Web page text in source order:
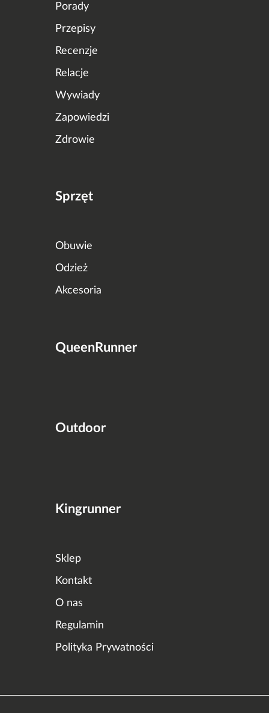
Porady
Przepisy
Recenzje
Relacje
Wywiady
Zapowiedzi
Zdrowie
Sprzęt
Obuwie
Odzież
Akcesoria
QueenRunner
Outdoor
Kingrunner
Sklep
Kontakt
O nas
Regulamin
Polityka Prywatności